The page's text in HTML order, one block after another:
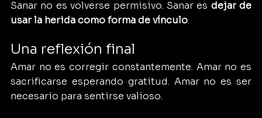
Sanar no es volverse permisivo. Sanar es dejar de
usar la herida como forma de vínculo.
Una reflexión final
Amar no es corregir constantemente. Amar no es
sacrificarse esperando gratitud. Amar no es ser
necesario para sentirse valioso.